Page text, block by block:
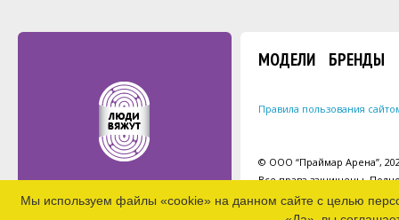
МОДЕЛИ БРЕНДЫ
Правила пользования
© ООО “Праймар Арена”,
Все права защищены.
Мы используем файлы «cookie» на данном сайте с целью